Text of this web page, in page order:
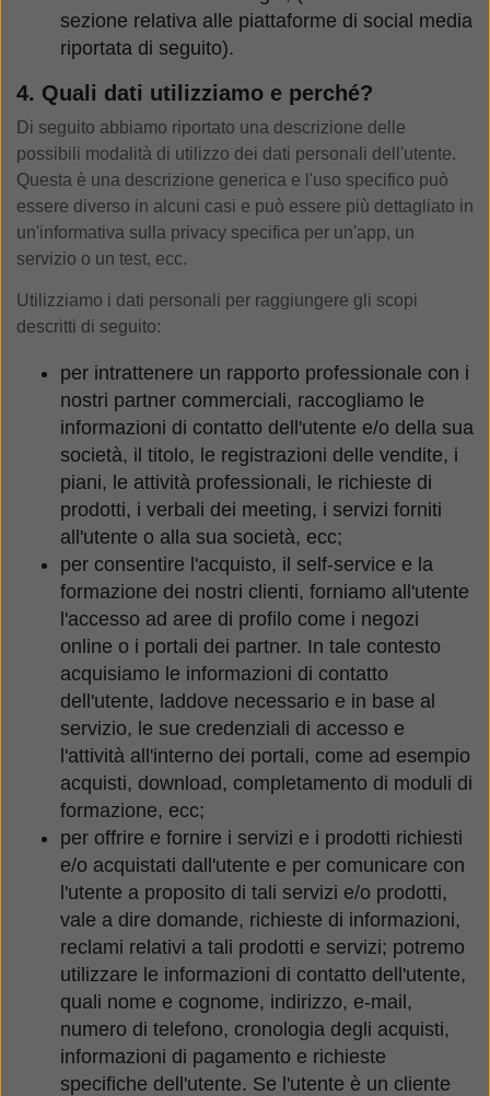
sezione relativa alle piattaforme di social media
riportata di seguito).
4. Quali dati utilizziamo e perché?
Di seguito abbiamo riportato una descrizione delle
possibili modalità di utilizzo dei dati personali dell'utente.
Questa è una descrizione generica e l'uso specifico può
essere diverso in alcuni casi e può essere più dettagliato in
un'informativa sulla privacy specifica per un'app, un
servizio o un test, ecc.
Utilizziamo i dati personali per raggiungere gli scopi
descritti di seguito:
per intrattenere un rapporto professionale con i
nostri partner commerciali, raccogliamo le
informazioni di contatto dell'utente e/o della sua
società, il titolo, le registrazioni delle vendite, i
piani, le attività professionali, le richieste di
prodotti, i verbali dei meeting, i servizi forniti
all'utente o alla sua società, ecc;
per consentire l'acquisto, il self-service e la
formazione dei nostri clienti, forniamo all'utente
l'accesso ad aree di profilo come i negozi
online o i portali dei partner. In tale contesto
acquisiamo le informazioni di contatto
dell'utente, laddove necessario e in base al
servizio, le sue credenziali di accesso e
l'attività all'interno dei portali, come ad esempio
acquisti, download, completamento di moduli di
formazione, ecc;
per offrire e fornire i servizi e i prodotti richiesti
e/o acquistati dall'utente e per comunicare con
l'utente a proposito di tali servizi e/o prodotti,
vale a dire domande, richieste di informazioni,
reclami relativi a tali prodotti e servizi; potremo
utilizzare le informazioni di contatto dell'utente,
quali nome e cognome, indirizzo, e-mail,
numero di telefono, cronologia degli acquisti,
informazioni di pagamento e richieste
specifiche dell'utente. Se l'utente è un cliente